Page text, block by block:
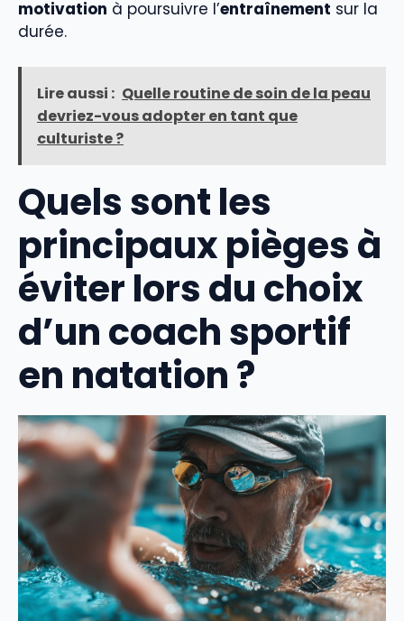
motivation à poursuivre l’entraînement sur la
durée.
Lire aussi : Quelle routine de soin de la peau
devriez-vous adopter en tant que
culturiste ?
Quels sont les
principaux pièges à
éviter lors du choix
d’un coach sportif
en natation ?